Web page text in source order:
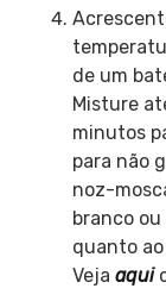
de um
Misture
minutos
para não
noz-
branco
quanto
Veja aqui